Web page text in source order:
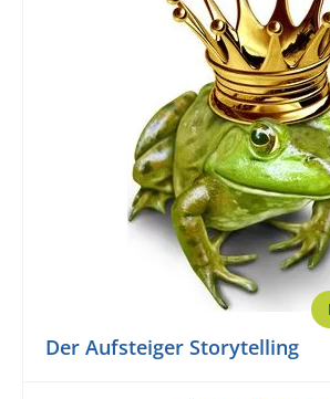
Der Aufsteiger Storytelling